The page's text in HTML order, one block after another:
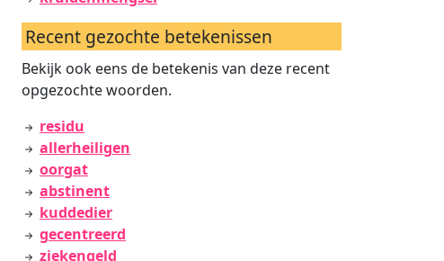
Recent gezochte betekenissen
Bekijk ook eens de betekenis van deze recent
opgezochte woorden.
residu
allerheiligen
oorgat
abstinent
kuddedier
gecentreerd
ziekengeld